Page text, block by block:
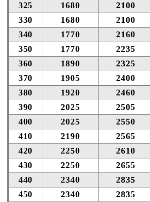
325
1680
2100
330
1680 2100
340
1770 2160
350
1770 2235
360
1890 2325
370
1905
2400
380
1920 2460
390
2025
2505
400
2025 2550
410
2190 2565
420
2250 2610
430
2250 2655
440
2340 2835
450
2340 2835